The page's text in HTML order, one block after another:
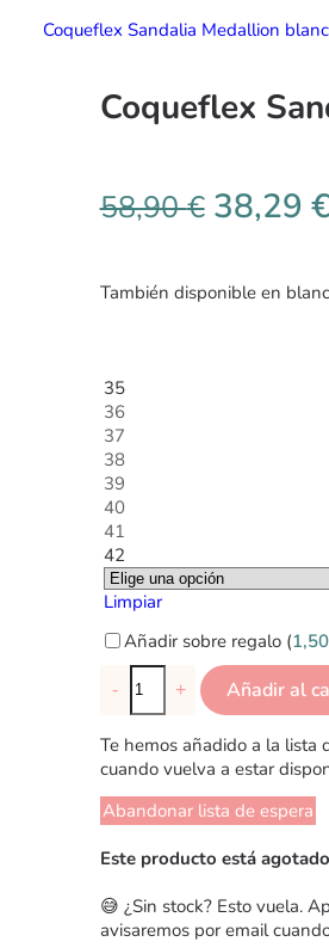
Coqueflex Sandalia Medallion
Coqueflex
58,90€ 38,29
También disponible en
35
36
37
38
39
40
41
42
Limpiar
Añadir sobre regalo (1,50
- + Añadir al
Te hemos añadido a la lista
cuando vuelva a estar
Abandonar lista de espera
Este producto está
😅 ¿Sin stock? Esto vuela.
avisaremos por email